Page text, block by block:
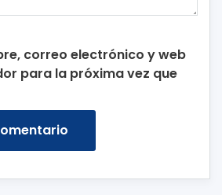
correo electrónico y web
para la próxima vez que